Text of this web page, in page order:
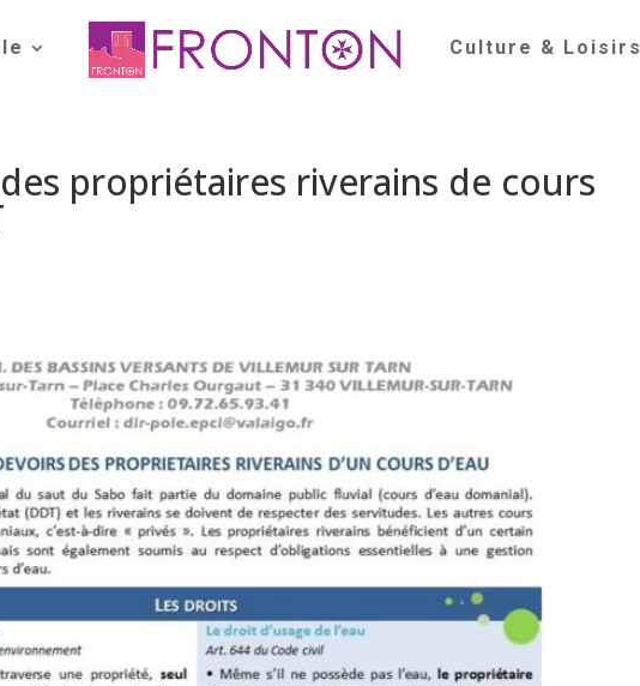
Culture & Loisirs
propriétaires riverains de cours